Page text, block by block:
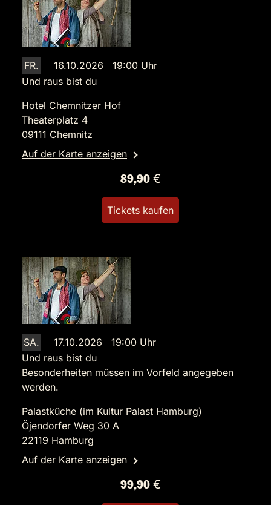
FR.
16.10.2026 19:00 Uhr
Und raus bist du
Hotel Chemnitzer Hof
Theaterplatz 4
09111 Chemnitz
Auf der Karte anzeigen
89,90 €
Tickets kaufen
SA.
17.10.2026 19:00 Uhr
Und raus bist du
Besonderheiten müssen im Vorfeld angegeben
werden.
Palastküche (im Kultur Palast Hamburg)
Öjendorfer Weg 30 A
22119 Hamburg
Auf der Karte anzeigen
99,90 €